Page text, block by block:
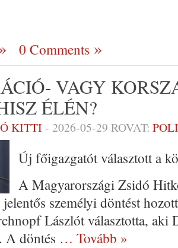
0 Comments
VAGY
ÉLÉN?
KITTI - 2026-05-29 ROVAT:
Új főigazgatót választott a
A Magyarországi Zsidó
személyi döntést
Lászlót választotta, aki
A döntés … Tovább »